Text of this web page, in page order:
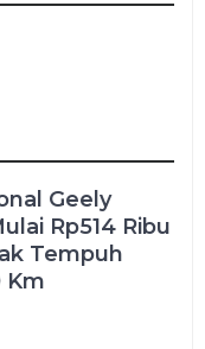
Geely
Rp514 Ribu
Tempuh
Km